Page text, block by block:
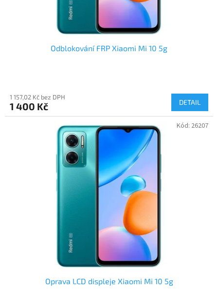
Odblokování FRP Xiaomi Mi 10 5g
1 157,02 Kč bez DPH
1 400 Kč DETAIL
Oprava LCD displeje Xiaomi Mi 10 5g
Kód: 26207